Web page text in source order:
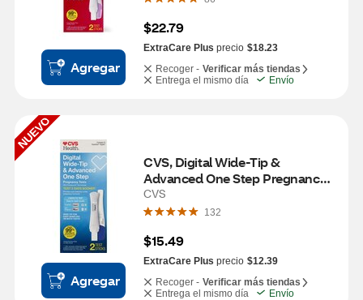
Agregar
$22.79
ExtraCare Plus precio $18.23
Recoger - Verificar más tiendas
Entrega el mismo día
Envío
NUEVO
Agregar
CVS, Digital Wide-Tip &
Advanced One Step Pregnancy
Test, 2 CT
CVS
132
$15.49
ExtraCare Plus precio $12.39
Recoger - Verificar más tiendas
Entrega el mismo día
Envío